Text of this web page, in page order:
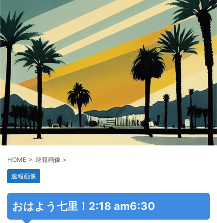
HOME > 速報画像 >
速報画像
おはよう七里！2:18 am6:30